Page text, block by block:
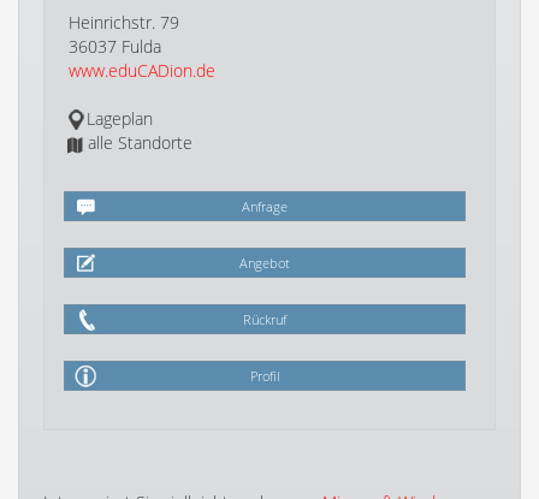
Heinrichstr. 79
36037 Fulda
www.eduCADion.de
Lageplan
alle Standorte
Anfrage
Angebot
Rückruf
Profil